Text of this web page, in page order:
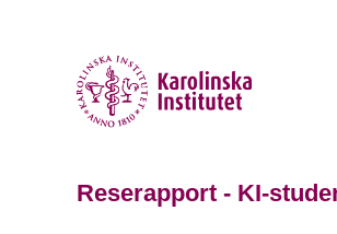
Reserapport - KI-